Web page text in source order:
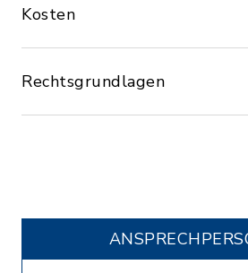
Kosten
Rechtsgrundlagen